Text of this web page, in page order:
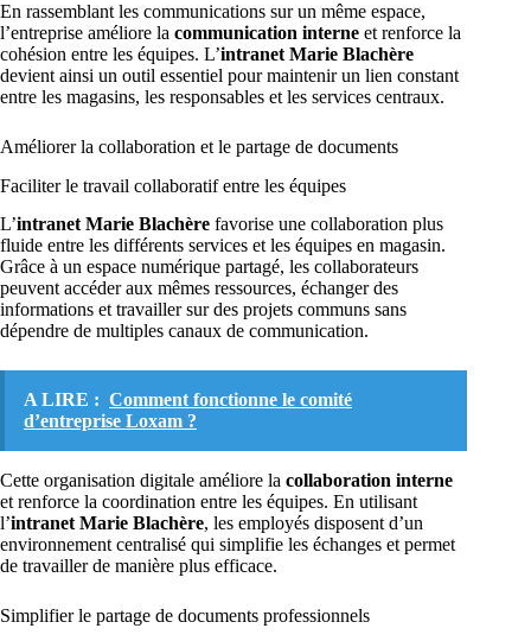
En rassemblant les communications sur un même espace,
l’entreprise améliore la communication interne et renforce la
cohésion entre les équipes. L’intranet Marie Blachère
devient ainsi un outil essentiel pour maintenir un lien constant
entre les magasins, les responsables et les services centraux.
Améliorer la collaboration et le partage de documents
Faciliter le travail collaboratif entre les équipes
L’intranet Marie Blachère favorise une collaboration plus
fluide entre les différents services et les équipes en magasin.
Grâce à un espace numérique partagé, les collaborateurs
peuvent accéder aux mêmes ressources, échanger des
informations et travailler sur des projets communs sans
dépendre de multiples canaux de communication.
A LIRE : Comment fonctionne le comité
d’entreprise Loxam ?
Cette organisation digitale améliore la collaboration interne
et renforce la coordination entre les équipes. En utilisant
l’intranet Marie Blachère, les employés disposent d’un
environnement centralisé qui simplifie les échanges et permet
de travailler de manière plus efficace.
Simplifier le partage de documents professionnels